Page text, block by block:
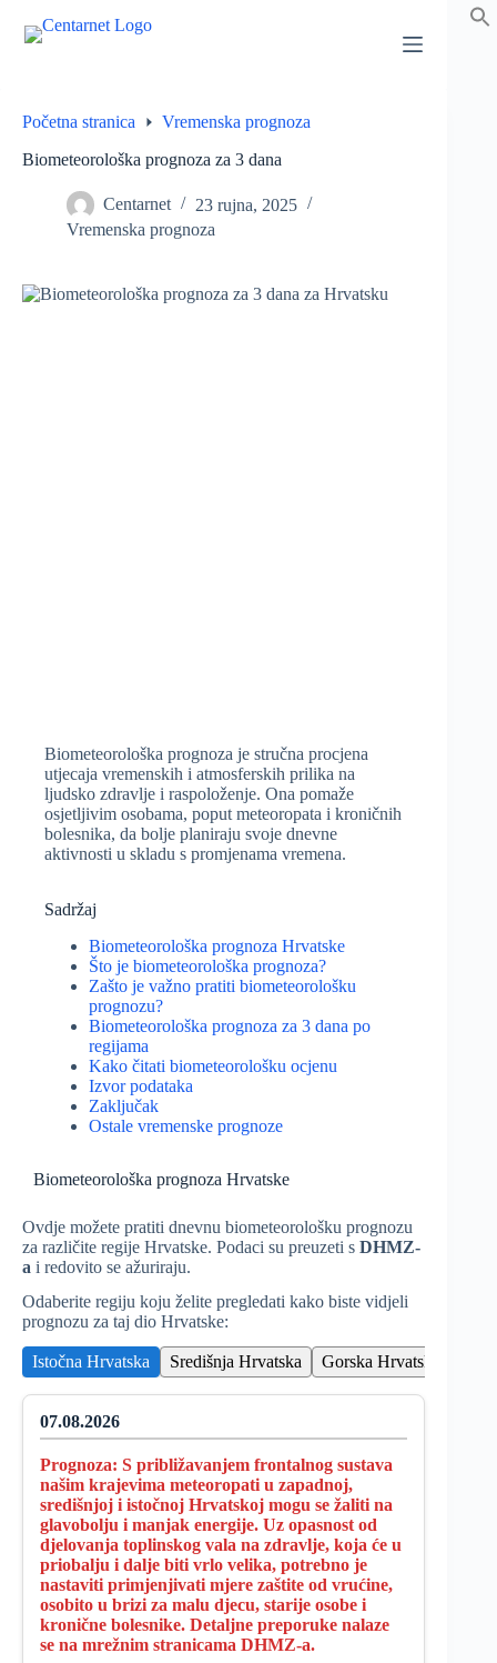
sadržaj
Početna stranica
Vremenska prognoza
Biometeorološka prognoza za 3 dana
Centarnet
23 rujna, 2025
Vremenska prognoza
Biometeorološka prognoza je stručna procjena
utjecaja vremenskih i atmosferskih prilika na
ljudsko zdravlje i raspoloženje. Ona pomaže
osjetljivim osobama, poput meteoropata i kroničnih
bolesnika, da bolje planiraju svoje dnevne
aktivnosti u skladu s promjenama vremena.
Sadržaj
Biometeorološka prognoza Hrvatske
Što je biometeorološka prognoza?
Zašto je važno pratiti biometeorološku
prognozu?
Biometeorološka prognoza za 3 dana po
regijama
Kako čitati biometeorološku ocjenu
Izvor podataka
Zaključak
Ostale vremenske prognoze
Biometeorološka prognoza Hrvatske
Ovdje možete pratiti dnevnu biometeorološku prognozu
za različite regije Hrvatske. Podaci su preuzeti s DHMZ-
a i redovito se ažuriraju.
Odaberite regiju koju želite pregledati kako biste vidjeli
prognozu za taj dio Hrvatske:
Istočna Hrvatska Središnja Hrvatska Gorska Hrvatska
07.08.2026
Prognoza: S približavanjem frontalnog sustava
našim krajevima meteoropati u zapadnoj,
središnjoj i istočnoj Hrvatskoj mogu se žaliti na
glavobolju i manjak energije. Uz opasnost od
djelovanja toplinskog vala na zdravlje, koja će u
priobalju i dalje biti vrlo velika, potrebno je
nastaviti primjenjivati mjere zaštite od vrućine,
osobito u brizi za malu djecu, starije osobe i
kronične bolesnike. Detaljne preporuke nalaze
se na mrežnim stranicama DHMZ-a.